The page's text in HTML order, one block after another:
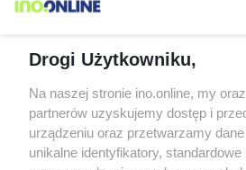
Drogi Użytkowniku,
Na naszej stronie ino.online, my
partnerów uzyskujemy dostęp i
urządzeniu oraz przetwarzamy
unikalne identyfikatory, standardowe